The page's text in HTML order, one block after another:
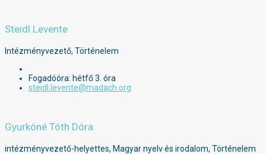
Steidl Levente
Intézményvezető, Történelem
Fogadóóra: hétfő 3. óra
steidl.levente@madach.org
Gyurkóné Tóth Dóra
intézményvezető-helyettes, Magyar nyelv és irodalom, Történelem